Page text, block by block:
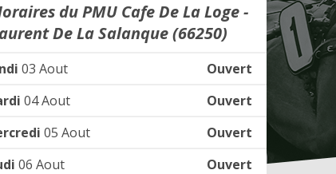
du PMU Cafe De La Loge -
De La Salanque (66250)
03 Aout
Ouvert
04 Aout
Ouvert
05 Aout
Ouvert
06 Aout
Ouvert